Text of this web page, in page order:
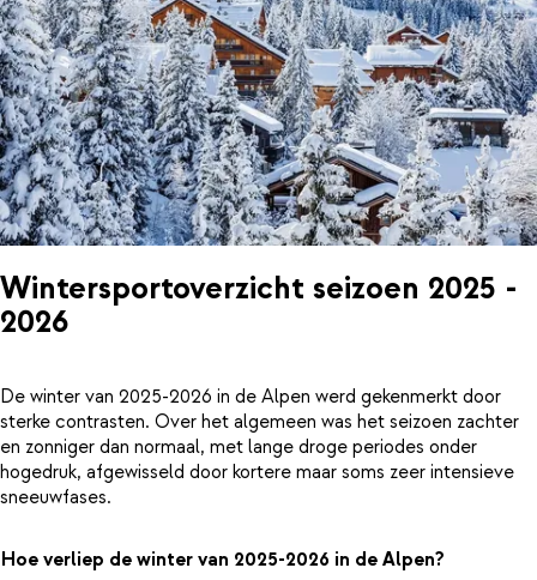
Wintersportoverzicht seizoen 2025 -
2026
De winter van 2025-2026 in de Alpen werd gekenmerkt door
sterke contrasten. Over het algemeen was het seizoen zachter
en zonniger dan normaal, met lange droge periodes onder
hogedruk, afgewisseld door kortere maar soms zeer intensieve
sneeuwfases.
Hoe verliep de winter van 2025-2026 in de Alpen?